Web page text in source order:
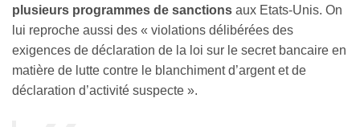
plusieurs programmes de sanctions aux Etats-Unis. On
lui reproche aussi des « violations délibérées des
exigences de déclaration de la loi sur le secret bancaire en
matière de lutte contre le blanchiment d’argent et de
déclaration d’activité suspecte ».